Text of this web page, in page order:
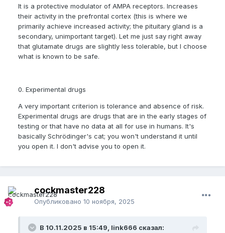
It is a protective modulator of AMPA receptors. Increases
their activity in the prefrontal cortex (this is where we
primarily achieve increased activity; the pituitary gland is a
secondary, unimportant target). Let me just say right away
that glutamate drugs are slightly less tolerable, but I choose
what is known to be safe.
0. Experimental drugs
A very important criterion is tolerance and absence of risk.
Experimental drugs are drugs that are in the early stages of
testing or that have no data at all for use in humans. It's
basically Schrödinger's cat; you won't understand it until
you open it. I don't advise you to open it.
cockmaster228
Опубликовано 10 ноября, 2025
В 10.11.2025 в 15:49, link666 сказал: